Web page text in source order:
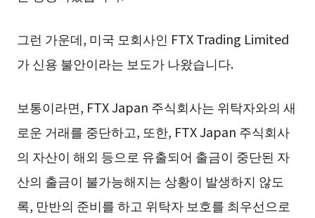
그런 가운데, 미국 모회사인 FTX Trading Limited
가 신용 불안이라는 보도가 나왔습니다.
보통이라면, FTX Japan 주식회사는 위탁자와의 새
로운 거래를 중단하고, 또한, FTX Japan 주식회사
의 자산이 해외 등으로 유출되어 출금이 중단된 자
산의 출금이 불가능해지는 상황이 발생하지 않도
록, 만반의 준비를 하고 위탁자 보호를 최우선으로